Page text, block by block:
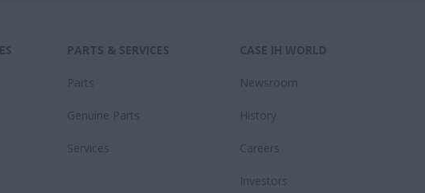
PARTS & SERVICES
Parts
Genuine Parts
Services
CASE IH WORLD
Newsroom
History
Careers
Investors